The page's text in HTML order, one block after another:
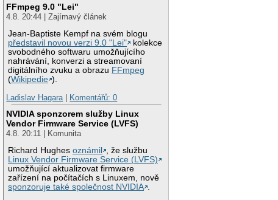
FFmpeg 9.0 "Lei"
4.8. 20:44 | Zajímavý článek
Jean-Baptiste Kempf na svém blogu
představil novou verzi 9.0 "Lei"
kolekce
svobodného softwaru umožňujícího
nahrávání, konverzi a streamovaní
digitálního zvuku a obrazu FFmpeg
(Wikipedie ).
Ladislav Hagara| Komentářů: 0
NVIDIA sponzorem služby Linux
Vendor Firmware Service (LVFS)
4.8. 20:11 | Komunita
Richard Hughesoznámil
, že službu
Linux Vendor Firmware Service (LVFS)
umožňující aktualizovat firmware
zařízení na počítačích s Linuxem, nově
sponzoruje také společnost NVIDIA .